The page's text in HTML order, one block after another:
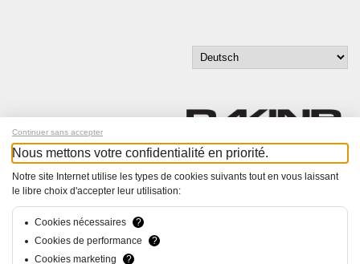
© Bucher+Walt 2011-2026
Continuer sans accepter
Nous mettons votre confidentialité en priorité.
Notre site Internet utilise les types de cookies suivants tout en vous laissant
le libre choix d'accepter leur utilisation:
Cookies nécessaires
?
Cookies de performance
?
Cookies marketing
?